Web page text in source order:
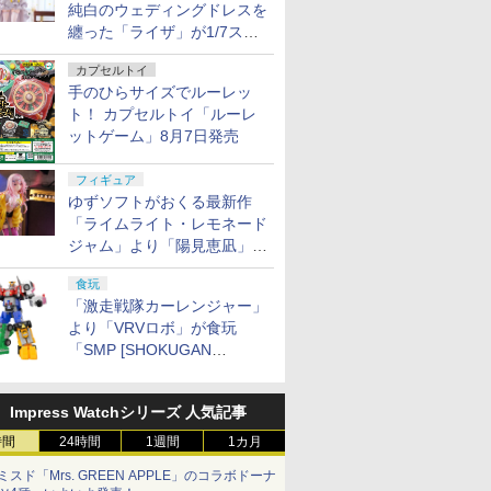
純白のウェディングドレスを
纏った「ライザ」が1/7スケ
ールフィギュアで登場！
カプセルトイ
手のひらサイズでルーレッ
ト！ カプセルトイ「ルーレ
ットゲーム」8月7日発売
フィギュア
ゆずソフトがおくる最新作
「ライムライト・レモネード
ジャム」より「陽見恵凪」が
1/3.5スケールフィギュアで
登場！
食玩
「激走戦隊カーレンジャー」
より「VRVロボ」が食玩
「SMP [SHOKUGAN
登場！
Impress Watchシリーズ 人気記事
24時間 1週間 1カ月
スド「Mrs. GREEN APPLE」のコラボドーナ